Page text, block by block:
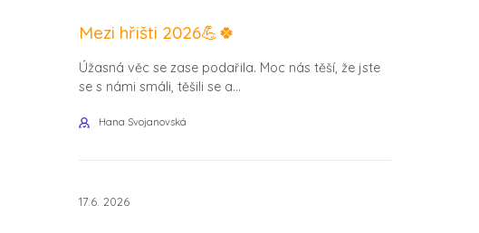
Mezi hřišti 2026💪🍀
Úžasná věc se zase podařila. Moc nás těší, že jste
se s námi smáli, těšili se a...
Hana Svojanovská
17.6. 2026